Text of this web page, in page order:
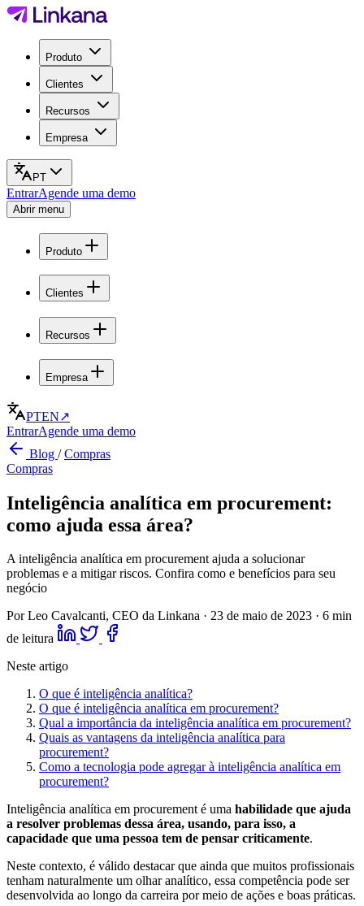
Produto
Clientes
Recursos
Empresa
PT
EntrarAgende uma demo
Abrir menu
Produto
Clientes
Recursos
Empresa
PTEN↗
EntrarAgende uma demo
Blog /Compras
Compras
Inteligência analítica em procurement:
como ajuda essa área?
A inteligência analítica em procurement ajuda a solucionar
problemas e a mitigar riscos. Confira como e benefícios para seu
negócio
Por Leo Cavalcanti, CEO da Linkana · 23 de maio de 2023 · 6 min
de leitura
Neste artigo
O que é inteligência analítica?
O que é inteligência analítica em procurement?
Qual a importância da inteligência analítica em procurement?
Quais as vantagens da inteligência analítica para
procurement?
Como a tecnologia pode agregar à inteligência analítica em
procurement?
Inteligência analítica em procurement é uma habilidade que ajuda
a resolver problemas dessa área, usando, para isso, a
capacidade que uma pessoa tem de pensar criticamente.
Neste contexto, é válido destacar que ainda que muitos profissionais
tenham naturalmente um olhar analítico, essa competência pode ser
desenvolvida ao longo da carreira por meio de ações e boas práticas.